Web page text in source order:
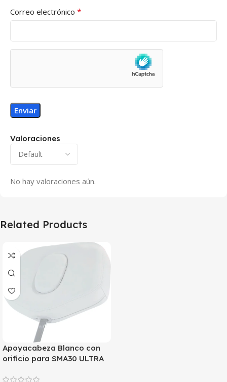
Valoraciones
No hay valoraciones aún.
Correo electrónico *
Related Products
Apoyacabeza Blanco con
orificio para SMA30 ULTRA